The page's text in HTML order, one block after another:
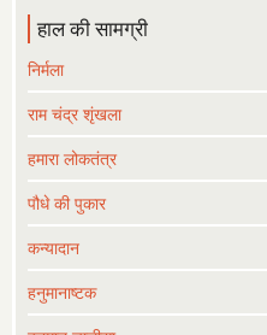
हाल की सामग्री
निर्मला
राम चंद्र शृंखला
हमारा लोकतंत्र
पौधे की पुकार
कन्यादान
हनुमानाष्टक